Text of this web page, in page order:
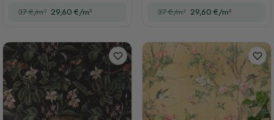
37 €/m² 29,60 €/m² 37 €/m² 29,60 €/m²